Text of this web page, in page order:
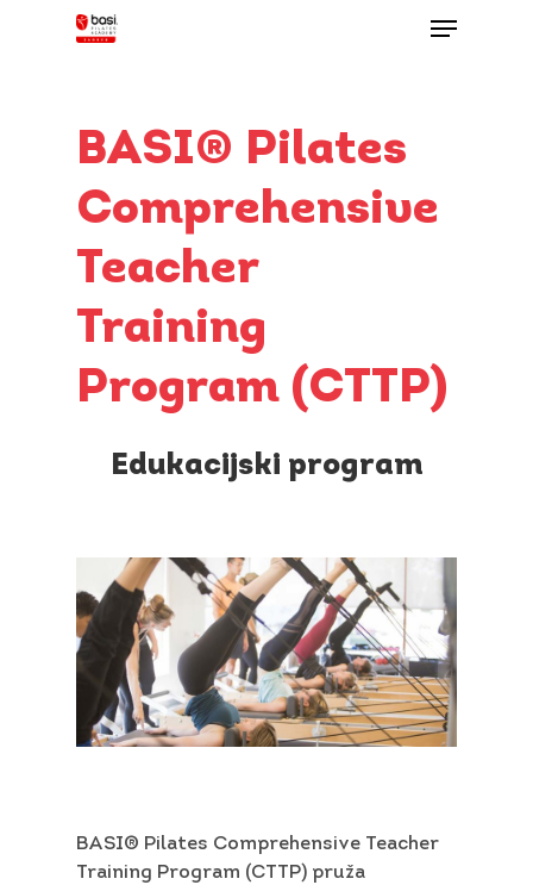
Menu
BASI® Pilates
Comprehensive
Teacher
Training
Program (CTTP)
Edukacijski program
BASI® Pilates Comprehensive Teacher
Training Program (CTTP) pruža